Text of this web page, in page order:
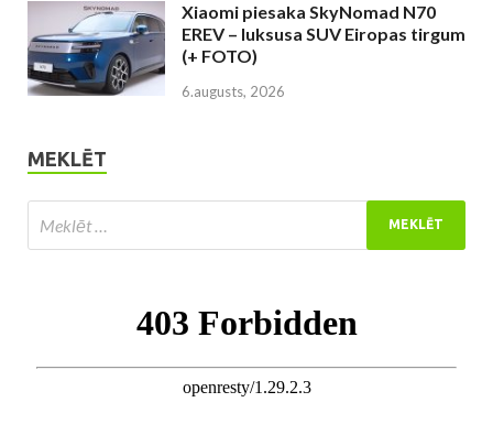
Xiaomi piesaka SkyNomad N70
EREV – luksusa SUV Eiropas tirgum
(+ FOTO)
6.augusts, 2026
MEKLĒT